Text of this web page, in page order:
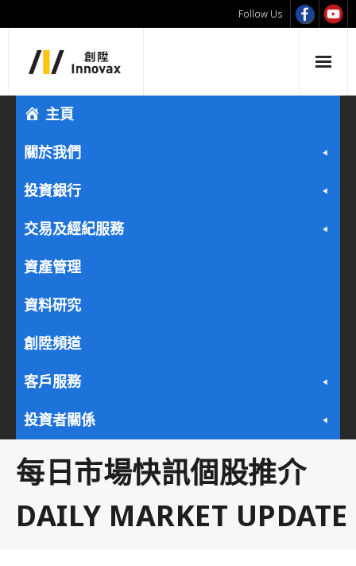
Follow Us
主頁
關於我們
投資銀行
交易及經紀服務
資產管理
資料研究
創陞頻道
客戶服務
投資者關係
每日市場快訊個股推介
DAILY MARKET UPDATE